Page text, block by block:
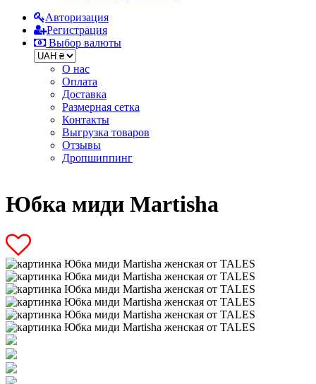
Авторизация
Регистрация
Выбор валюты
О нас
Оплата
Доставка
Размерная сетка
Контакты
Выгрузка товаров
Отзывы
Дропшиппинг
Юбка миди Martisha